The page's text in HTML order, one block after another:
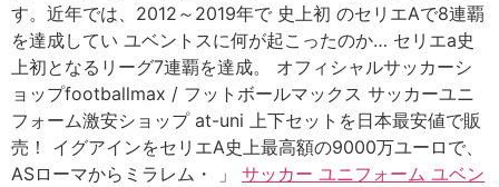
す。近年では、2012～2019年で 史上初 のセリエAで8連覇
を達成してい ユベントスに何が起こったのか… セリエa史
上初となるリーグ7連覇を達成。 オフィシャルサッカーシ
ョップfootballmax / フットボールマックス サッカーユニ
フォーム激安ショップ at-uni 上下セットを日本最安値で販
売！ イグアインをセリエA史上最高額の9000万ユーロで、
ASローマからミラレム・ 」 サッカー ユニフォーム ユベン